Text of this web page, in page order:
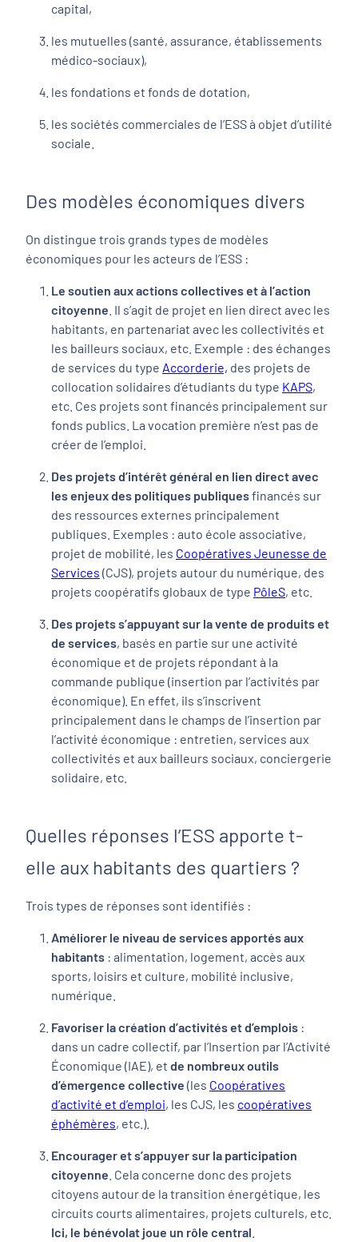
capital,
les mutuelles (santé, assurance, établissements
médico-sociaux),
les fondations et fonds de dotation,
les sociétés commerciales de l’ESS à objet d’utilité
sociale.
Des modèles économiques divers
On distingue trois grands types de modèles
économiques pour les acteurs de l’ESS :
Le soutien aux actions collectives et à l’action
citoyenne . Il s’agit de projet en lien direct avec les
habitants, en partenariat avec les collectivités et
les bailleurs sociaux, etc. Exemple : des échanges
de services du type Accorderie, des projets de
collocation solidaires d’étudiants du type KAPS,
etc. Ces projets sont financés principalement sur
fonds publics. La vocation première n’est pas de
créer de l’emploi.
Des projets d’intérêt général en lien direct avec
les enjeux des politiques publiquesfinancés sur
des ressources externes principalement
publiques. Exemples : auto école associative,
projet de mobilité, les Coopératives Jeunesse de
Services (CJS), projets autour du numérique, des
projets coopératifs globaux de type PôleS, etc.
Des projets s’appuyant sur la vente de produits et
de services, basés en partie sur une activité
économique et de projets répondant à la
commande publique (insertion par l’activités par
économique). En effet, ils s’inscrivent
principalement dans le champs de l’insertion par
l’activité économique : entretien, services aux
collectivités et aux bailleurs sociaux, conciergerie
solidaire, etc.
Quelles réponses l’ESS apporte t-
elle aux habitants des quartiers ?
Trois types de réponses sont identifiés :
Améliorer le niveau de services apportés aux
habitants : alimentation, logement, accès aux
sports, loisirs et culture, mobilité inclusive,
numérique.
Favoriser la création d’activités et d’emplois :
dans un cadre collectif, par l’Insertion par l’Activité
Économique (IAE), et de nombreux outils
d’émergence collective (les Coopératives
d’activité et d’emploi, les CJS, les coopératives
éphémères, etc.).
Encourager et s’appuyer sur la participation
citoyenne . Cela concerne donc des projets
citoyens autour de la transition énergétique, les
circuits courts alimentaires, projets culturels, etc.
Ici, le bénévolat joue un rôle central